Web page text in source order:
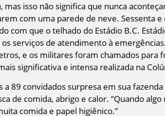
mas isso não significa que nunca
com uma parede de neve. Sessenta
com que o telhado do Estádio B.C.
serviços de atendimento à
e os militares foram chamados para
significativa e intensa realizada na
a 89 convidados surpresa em sua
de comida, abrigo e calor. “Quando
comida e papel higiênico.”